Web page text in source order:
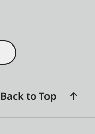
Back to Top